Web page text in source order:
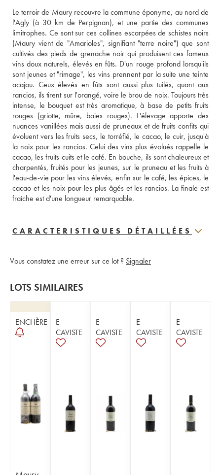
Le terroir de Maury recouvre la commune éponyme, au nord de
l'Agly (à 30 km de Perpignan), et une partie des communes
limitrophes. Ce sont sur ces collines escarpées de schistes noirs
(Maury vient de "Amarioles", signifiant "terre noire") que sont
cultivés des pieds de grenache noir qui produisent ces fameux
vins doux naturels, élevés en fûts. D'un rouge profond lorsqu'ils
sont jeunes et "rimage", les vins prennent par la suite une teinte
acajou. Ceux élevés en fûts sont aussi plus tuilés, quant aux
rancios, ils tirent sur l'orangé, voire le brou de noix. Toujours très
intense, le bouquet est très aromatique, à base de petits fruits
rouges (griotte, mûre, baies rouges). L'élevage apporte des
nuances vanillées mais aussi de pruneaux et de fruits confits qui
évoluent vers les fruits secs, le torréfié, le cacao, le cuir, jusqu'à
la noix pour les rancios. Celui des vins plus évolués rappelle le
cacao, les fruits cuits et le café. En bouche, ils sont chaleureux et
charpentés, fruités pour les jeunes, sur le pruneau et les fruits à
l'eau-de-vie pour les vins élevés, enfin sur le café, les épices, le
cacao et les noix pour les plus âgés et les rancios. La finale est
fraîche est d'une longueur remarquable.
CARACTERISTIQUES DÉTAILLÉES
Vous constatez une erreur sur ce lot ? Signaler
LOTS SIMILAIRES
ENCHÈRE
E-
CAVISTE
E-
CAVISTE
E-
CAVISTE
E-
CAVISTE